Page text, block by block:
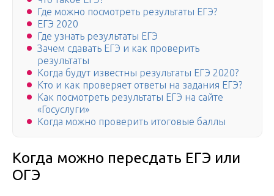
Где можно посмотреть результаты ЕГЭ?
ЕГЭ 2020
Где узнать результаты ЕГЭ
Зачем сдавать ЕГЭ и как проверить
результаты
Когда будут известны результаты ЕГЭ 2020?
Кто и как проверяет ответы на задания ЕГЭ?
Как посмотреть результаты ЕГЭ на сайте
«Госуслуги»
Когда можно проверить итоговые баллы
Когда можно пересдать ЕГЭ или
ОГЭ